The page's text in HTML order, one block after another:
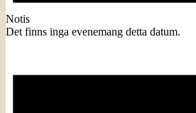
Notis
Det finns inga evenemang detta datum.